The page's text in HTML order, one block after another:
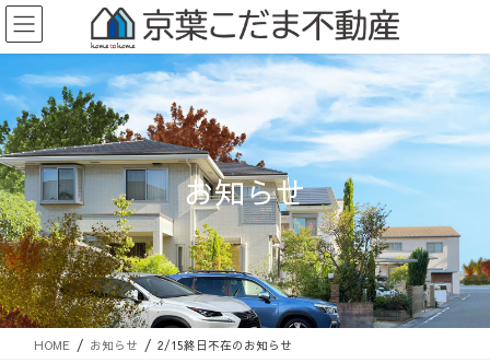
コ
ン
テ
ン
移
動
ナ
ビ
ゲ
ー
ン
に
移
動
お知らせ
HOME お知らせ 2/15終日不在のお知らせ